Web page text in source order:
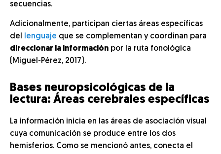
secuencias.
Adicionalmente, participan ciertas áreas específicas
del
lenguaje que se complementan y coordinan para
direccionar la información por la ruta fonológica
(Miguel-Pérez, 2017).
Bases neuropsicológicas de la
lectura: Áreas cerebrales específicas
La información inicia en las áreas de asociación visual
cuya comunicación se produce entre los dos
hemisferios. Como se mencionó antes, conecta el